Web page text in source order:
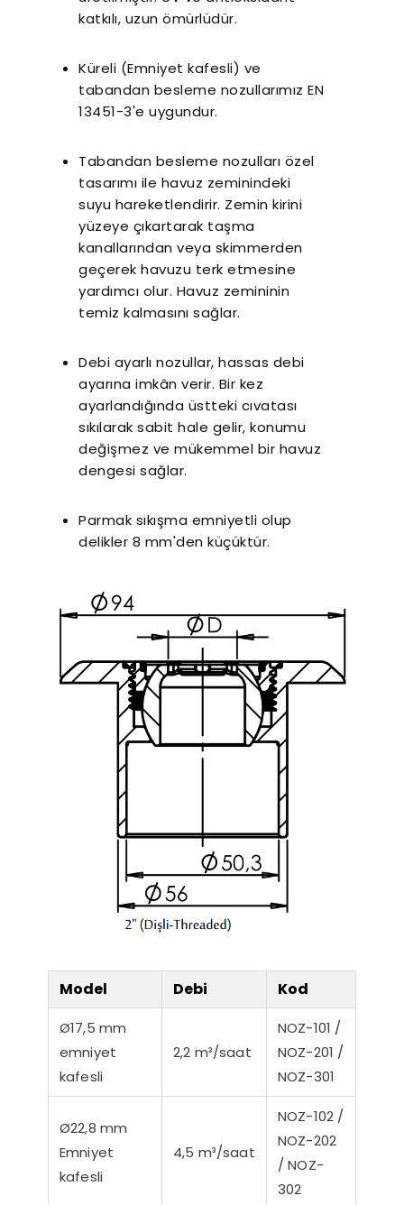
katkılı, uzun ömürlüdür.
Küreli (Emniyet kafesli) ve
tabandan besleme nozullarımız EN
13451-3'e uygundur.
Tabandan besleme nozulları özel
tasarımı ile havuz zeminindeki
suyu hareketlendirir. Zemin kirini
yüzeye çıkartarak taşma
kanallarından veya skimmerden
geçerek havuzu terk etmesine
yardımcı olur. Havuz zemininin
temiz kalmasını sağlar.
Debi ayarlı nozullar, hassas debi
ayarına imkân verir. Bir kez
ayarlandığında üstteki cıvatası
sıkılarak sabit hale gelir, konumu
değişmez ve mükemmel bir havuz
dengesi sağlar.
Parmak sıkışma emniyetli olup
delikler 8 mm'den küçüktür.
Model Debi Kod
Ø17,5 mm
emniyet
kafesli
2,2 m³/saat
NOZ-101 /
NOZ-201 /
NOZ-301
Ø22,8 mm
Emniyet
kafesli
4,5 m³/saat
NOZ-102 /
NOZ-202
/ NOZ-
302